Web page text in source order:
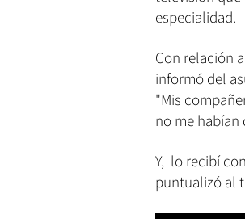
especialidad.
Con relación
informó del
"Mis
no me habían
Y, lo recibí
puntualizó al